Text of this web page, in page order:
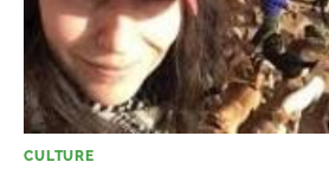
CULTURE